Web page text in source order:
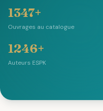
1347+
Ouvrages au catalogue
1246+
Auteurs ESPK